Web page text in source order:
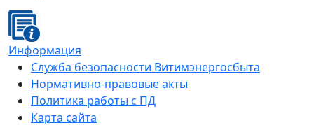
Информация
Служба безопасности Витимэнергосбыта
Нормативно-правовые акты
Политика работы с ПД
Карта сайта